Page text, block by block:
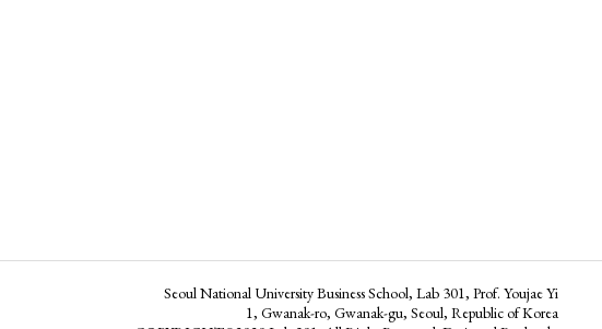
Seoul National University Business School, Lab 301, Prof. Youjae Yi
1, Gwanak-ro, Gwanak-gu, Seoul, Republic of Korea